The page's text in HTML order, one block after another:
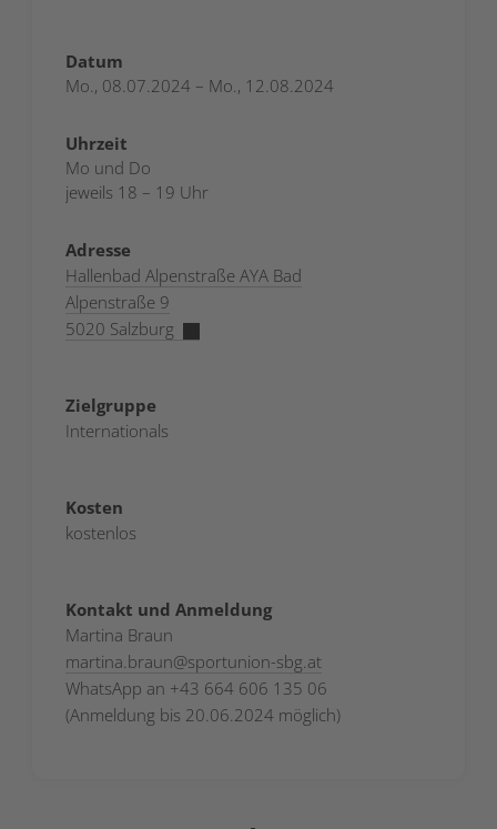
Datum
Mo., 08.07.2024 – Mo., 12.08.2024
Uhrzeit
Mo und Do
jeweils 18 – 19 Uhr
Adresse
Hallenbad Alpenstraße AYA Bad
Alpenstraße 9
5020 Salzburg
Zielgruppe
Internationals
Kosten
kostenlos
Kontakt und Anmeldung
Martina Braun
martina.braun@sportunion-sbg.at
WhatsApp an +43 664 606 135 06
(Anmeldung bis 20.06.2024 möglich)